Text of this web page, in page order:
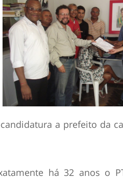
a prefeito da
há 32 anos o